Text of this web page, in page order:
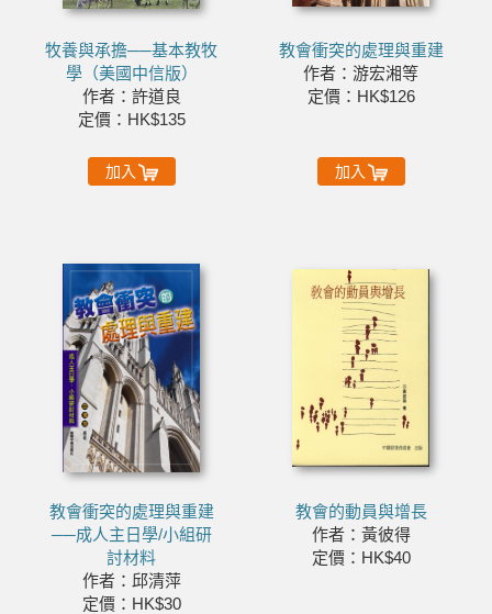
牧養與承擔──基本教牧
學（美國中信版）
作者：許道良
定價：HK$135
加入
教會衝突的處理與重建
作者：游宏湘等
定價：HK$126
加入
教會衝突的處理與重建
──成人主日學/小組研
討材料
作者：邱清萍
定價：HK$30
教會的動員與增長
作者：黃彼得
定價：HK$40